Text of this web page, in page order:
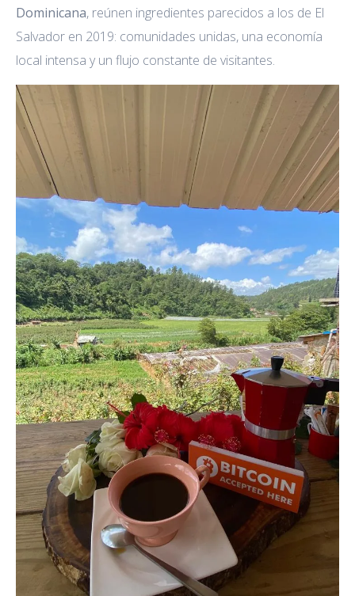
Dominicana, reúnen ingredientes parecidos a los de El
Salvador en 2019: comunidades unidas, una economía
local intensa y un flujo constante de visitantes.